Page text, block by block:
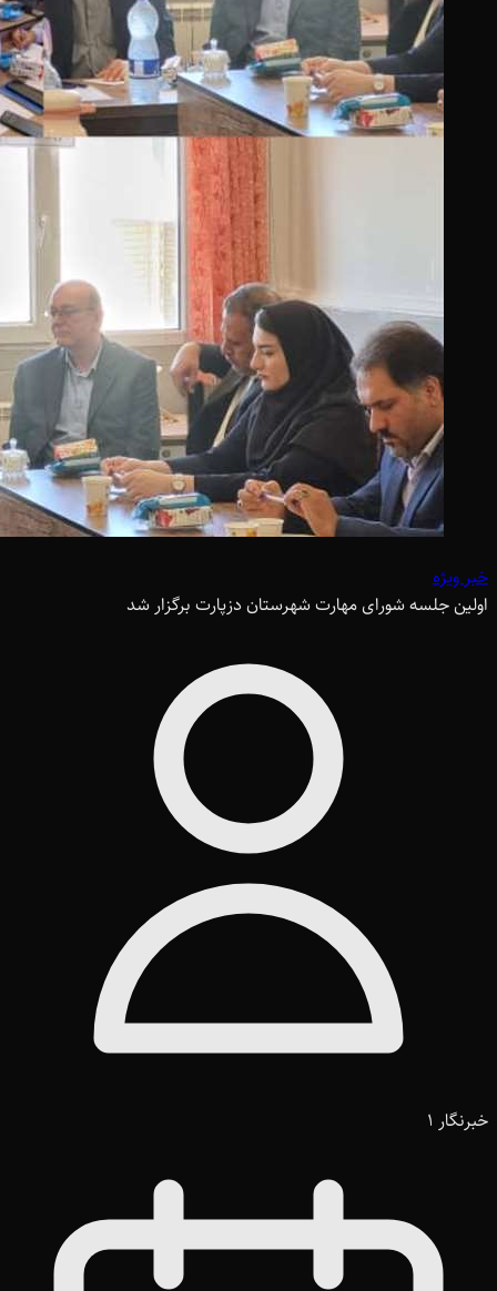
خبر ویژه
اولین جلسه شورای مهارت شهرستان دزپارت برگزار شد
خبرنگار 1